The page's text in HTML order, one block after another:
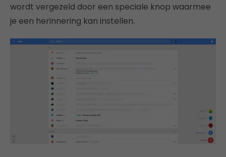
wordt vergezeld door een speciale knop waarmee
je een herinnering kan instellen.